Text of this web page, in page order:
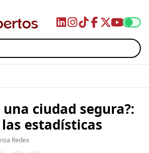
una ciudad segura?:
estadísticas
Redex